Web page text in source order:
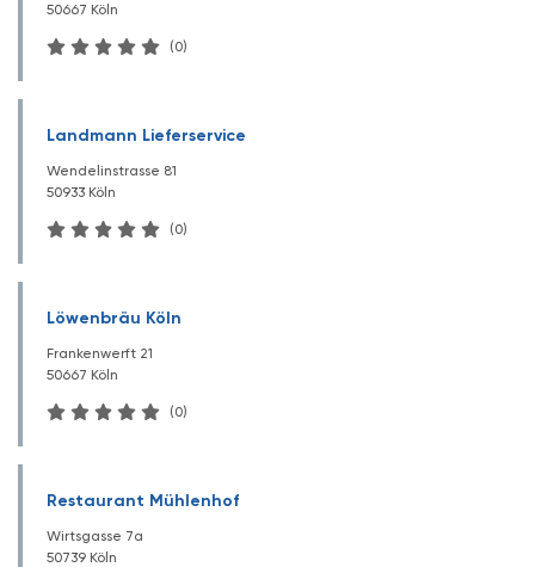
50667 Köln
(0)
Landmann Lieferservice
Wendelinstrasse 81
50933 Köln
(0)
Löwenbräu Köln
Frankenwerft 21
50667 Köln
(0)
Restaurant Mühlenhof
Wirtsgasse 7a
50739 Köln